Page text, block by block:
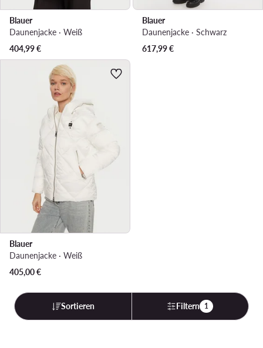
Blauer
Daunenjacke · Weiß
404,99€
Blauer
Daunenjacke · Schwarz
617,99€
Blauer
Daunenjacke · Weiß
405,00€
Sortieren Filtern 1